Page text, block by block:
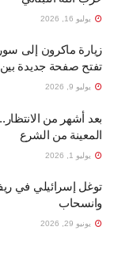
يوليو 16, 2026
زيارة ماكرون إلى
تفتح صفحة جديدة
يوليو 9, 2026
بعد أشهر من
المعينة من الشرع
يوليو 1, 2026
توغل إسرائيلي في
وانسحاب
يونيو 29, 2026